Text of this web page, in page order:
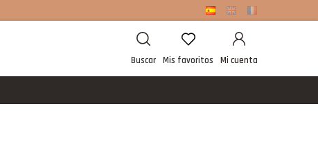
Mi cuenta
Mis favoritos
Buscar